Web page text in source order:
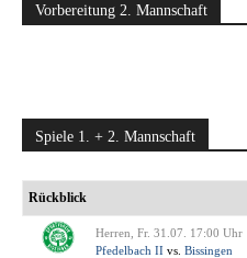
Vorbereitung 2. Mannschaft
Spiele 1. + 2. Mannschaft
Rückblick
Herren, Fr. 31.07. 17:00 Uhr
Pfedelbach II vs. Bissingen